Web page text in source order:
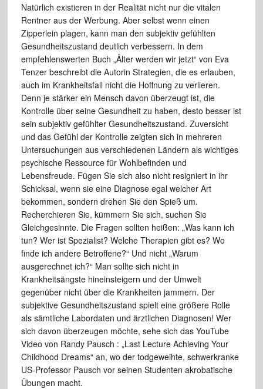
Natürlich existieren in der Realität nicht nur die vitalen
Rentner aus der Werbung. Aber selbst wenn einen
Zipperlein plagen, kann man den subjektiv gefühlten
Gesundheitszustand deutlich verbessern. In dem
empfehlenswerten Buch „Älter werden wir jetzt“ von Eva
Tenzer beschreibt die Autorin Strategien, die es erlauben,
auch im Krankheitsfall nicht die Hoffnung zu verlieren.
Denn je stärker ein Mensch davon überzeugt ist, die
Kontrolle über seine Gesundheit zu haben, desto besser ist
sein subjektiv gefühlter Gesundheitszustand. Zuversicht
und das Gefühl der Kontrolle zeigten sich in mehreren
Untersuchungen aus verschiedenen Ländern als wichtiges
psychische Ressource für Wohlbefinden und
Lebensfreude. Fügen Sie sich also nicht resigniert in ihr
Schicksal, wenn sie eine Diagnose egal welcher Art
bekommen, sondern drehen Sie den Spieß um.
Recherchieren Sie, kümmern Sie sich, suchen Sie
Gleichgesinnte. Die Fragen sollten heißen: „Was kann ich
tun? Wer ist Spezialist? Welche Therapien gibt es? Wo
finde ich andere Betroffene?“ Und nicht „Warum
ausgerechnet ich?“ Man sollte sich nicht in
Krankheitsängste hineinsteigern und der Umwelt
gegenüber nicht über die Krankheiten jammern. Der
subjektive Gesundheitszustand spielt eine größere Rolle
als sämtliche Labordaten und ärztlichen Diagnosen! Wer
sich davon überzeugen möchte, sehe sich das YouTube
Video von Randy Pausch : „Last Lecture Achieving Your
Childhood Dreams“ an, wo der todgeweihte, schwerkranke
US-Professor Pausch vor seinen Studenten akrobatische
Übungen macht.